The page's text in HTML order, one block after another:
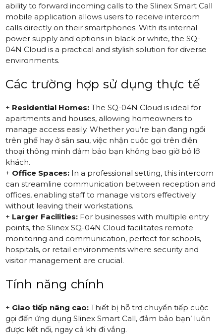
ability to forward incoming calls to the Slinex Smart Call
mobile application allows users to receive intercom
calls directly on their smartphones. With its internal
power supply and options in black or white, the SQ-
04N Cloud is a practical and stylish solution for diverse
environments.
Các trường hợp sử dụng thực tế
+ Residential Homes: TheSQ-04N Cloud is ideal for
apartments and houses, allowing homeowners to
manage access easily. Whether you’re bạn đang ngồi
trên ghế hay ở sân sau, việc nhận cuộc gọi trên điện
thoại thông minh đảm bảo bạn không bao giờ bỏ lỡ
khách.
+ Office Spaces: In a professional setting, this intercom
can streamline communication between reception and
offices, enabling staff to manage visitors effectively
without leaving their workstations.
+ Larger Facilities: For businesses with multiple entry
points, theSlinex SQ-04N Cloud facilitates remote
monitoring and communication, perfect for schools,
hospitals, or retail environments where security and
visitor management are crucial.
Tính năng chính
+ Giao tiếp nâng cao: Thiết bị hỗ trợ chuyển tiếp cuộc
gọi đến ứng dụng Slinex Smart Call, đảm bảo bạn’ luôn
được kết nối, ngay cả khi đi vắng.